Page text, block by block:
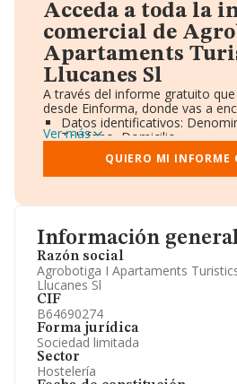
Información
Razón social
Agrobotiga I Apartaments
Llucanes Sl
CIF
B64690274
Forma jurídica
Sociedad limitada
Sector
Hostelería
Acceda a toda la
comercial de
Apartaments
Llucanes Sl
A través del informe gratuito
desde Einforma, donde vas a
Datos identificativos:
Teléfono, Domicilio.
Informe Mercantil Completo
Gráficos de Evolución Ventas
Consejo de Administración y
Accionistas.
Artículos de prensa
Información oficial y registral
Ver más
QUIERO MI INFORME